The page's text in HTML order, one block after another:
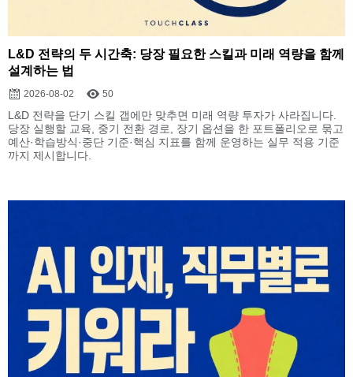
L&D 전략의 두 시간축: 당장 필요한 스킬과 미래 역량을 함께
설계하는 법
2026-08-02 50
L&D 전략을 단기 스킬 갭에만 맞추면 미래 역량 투자가 사라집니다.
당장 실행할 교육, 중기 전환 경로, 장기 옵션을 한 포트폴리오로 묶고
예산·학습방식·중단 기준·핵심 지표를 함께 운영하는 실무 적용 기준
까지 제시합니다.